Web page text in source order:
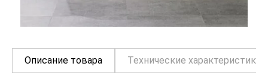
Описание товара Технические характеристики